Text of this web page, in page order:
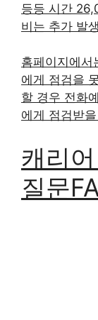
등등 시간
비는 추가 발
홈페이지에서
에게 점검을
할 경우 전화
에게 점검받
캐리
질문